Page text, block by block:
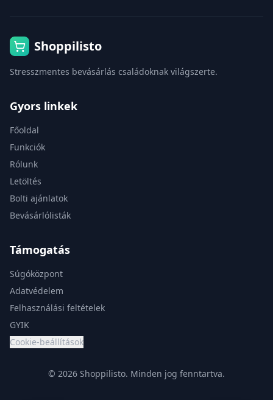
Shoppilisto
Stresszmentes bevásárlás családoknak világszerte.
Gyors linkek
Főoldal
Funkciók
Rólunk
Letöltés
Bolti ajánlatok
Bevásárlólisták
Támogatás
Súgóközpont
Adatvédelem
Felhasználási feltételek
GYIK
Cookie-beállítások
© 2026 Shoppilisto. Minden jog fenntartva.